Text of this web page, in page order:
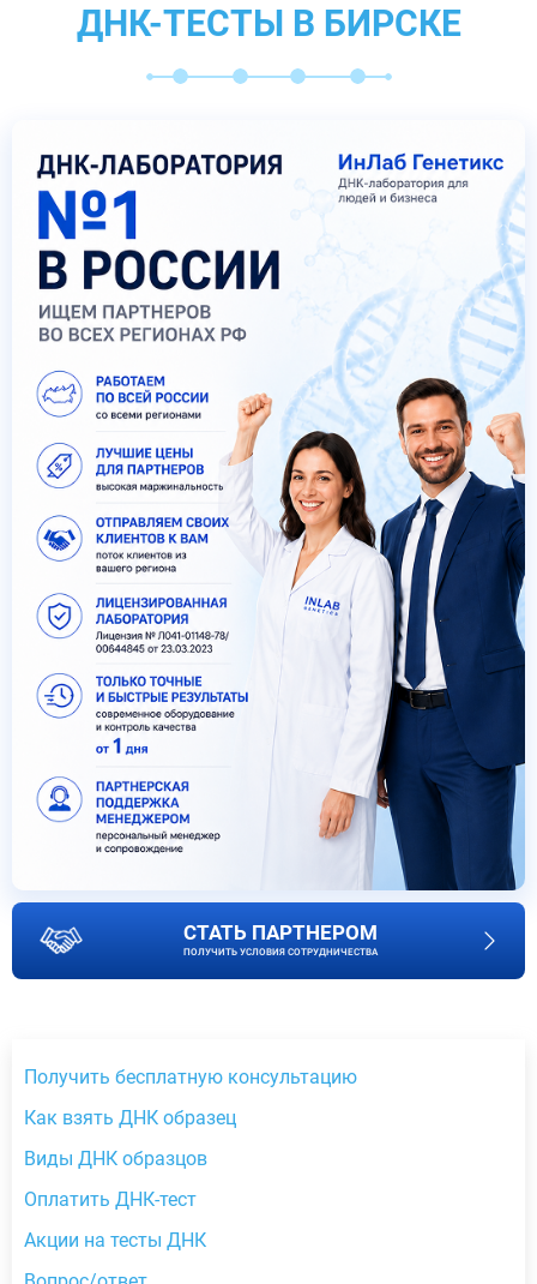
ДНК-ТЕСТЫ В БИРСКЕ
СТАТЬ ПАРТНЕРОМ
ПОЛУЧИТЬ УСЛОВИЯ СОТРУДНИЧЕСТВА
Получить бесплатную консультацию
Как взять ДНК образец
Виды ДНК образцов
Оплатить ДНК-тест
Акции на тесты ДНК